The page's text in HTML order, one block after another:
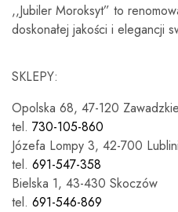
,,Jubiler Moroksyt” to
doskonałej jakości i elegancji
SKLEPY:
Opolska 68, 47-120 Zawadzkie
tel. 730-105-860
Józefa Lompy 3, 42-700
tel. 691-547-358
Bielska 1, 43-430 Skoczów
tel. 691-546-869